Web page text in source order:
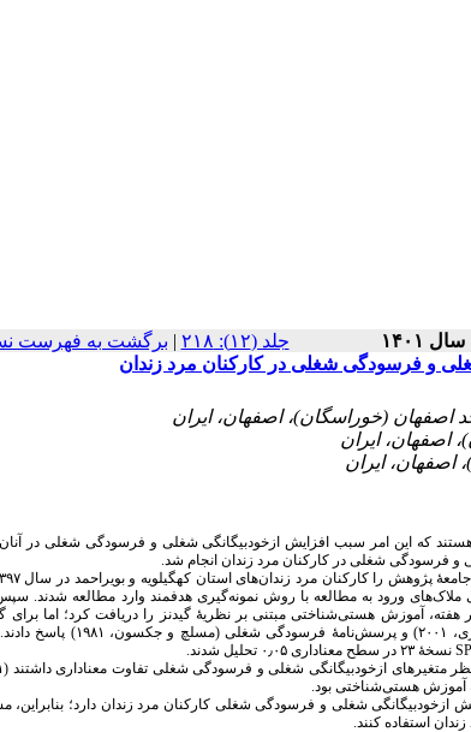
‫جلد (۱۲): ۲۱۸ | برگشت به فهرست
و فرسودگی شغلی در کارکنان مرد زندان
هستند که این امر سبب افزایش ازخودبیگانگی شغلی و فرسودگی شغلی در
فرسودگی شغلی در کارکنان مرد زندان انجام شد.
ملاک‌های ورود به مطالعه با روش نمونه‌گیری هدفمند وارد مطالعه شدند.
هفته، آموزش هستی‌شناختیمبتنی بر نظریهٔ گیدنز
را دریافت کرد؛ اما برای
و پرسش‌نامهٔ‌ فرسودگی شغلی (مسلچ و جکسون، ۱۹۸۱)
پاسخ
نسخهٔ ۲۳ در سطح معناداری ۰٫۰۵ تحلیل شدند.
ازخودبیگانگی شغلی و فرسودگی شغلی تفاوت معناداری داشتند (۰٫۰۰۱>
ازخودبیگانگی شغلی و فرسودگی شغلی کارکنان مرد زندان دارد؛ بنابراین،
استفاده کنند.